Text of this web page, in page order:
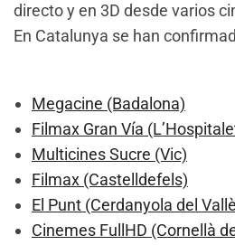
directo y en 3D desde varios
En Catalunya se han
Megacine (Badalona)
Filmax Gran Vía
Multicines Sucre (Vic)
Filmax (Castelldefels)
El Punt (Cerdanyola del
Cinemes FullHD (Cornellà